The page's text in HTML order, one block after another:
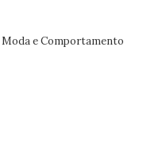
Moda e Comportamento